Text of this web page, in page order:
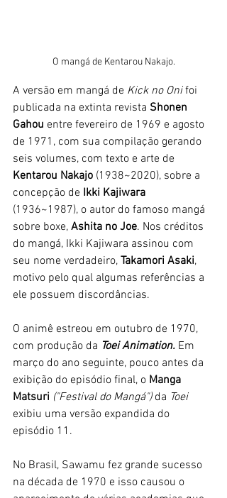
O mangá de Kentarou Nakajo.
A versão em mangá de Kick no Oni foi
publicada na extinta revista Shonen
Gahou entre fevereiro de 1969 e agosto
de 1971, com sua compilação gerando
seis volumes, com texto e arte de
Kentarou Nakajo (1938~2020), sobre a
concepção de Ikki Kajiwara
(1936~1987), o autor do famoso mangá
sobre boxe, Ashita no Joe. Nos créditos
do mangá, Ikki Kajiwara assinou com
seu nome verdadeiro, Takamori Asaki,
motivo pelo qual algumas referências a
ele possuem discordâncias.
O animê estreou em outubro de 1970,
com produção da Toei Animation. Em
março do ano seguinte, pouco antes da
exibição do episódio final, o Manga
Matsuri ("Festival do Mangá") da Toei
exibiu uma versão expandida do
episódio 11.
No Brasil, Sawamu fez grande sucesso
na década de 1970 e isso causou o